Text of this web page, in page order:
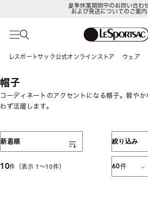
夏季休業期間中のお問い合わ
および発送についてのご案内
レスポートサック公式オンラインストア ウェア
帽子
コーディネートのアクセントになる帽子。軽や
わず活躍します。
絞り込み
10件（表示 1〜10件） 60件
表示順
新着順